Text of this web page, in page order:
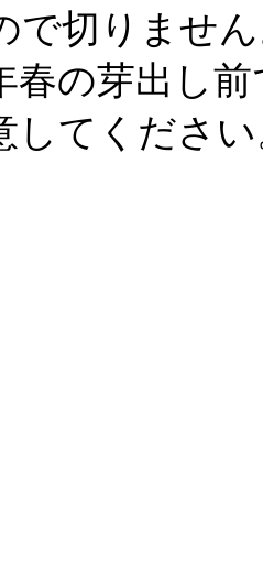
で切りませ
春の芽出し
してくださ